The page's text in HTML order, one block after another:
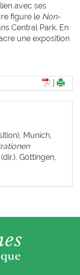
avec ses
figure le Non-
Central Park. En
une exposition
Munich,
Göttingen,